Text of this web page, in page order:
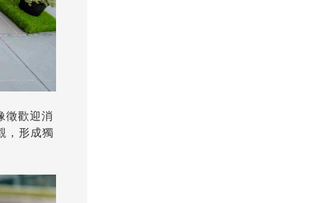
徵歡迎消
，形成獨